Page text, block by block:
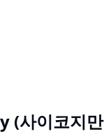
(사이코지만